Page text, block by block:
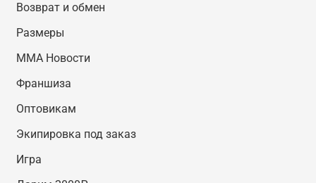
Возврат и обмен
Размеры
MMA Новости
Франшиза
Оптовикам
Экипировка под заказ
Игра